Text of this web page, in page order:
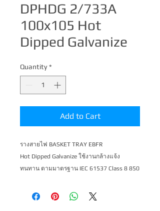
DPHDG 2/733A
100x105 Hot
Dipped Galvanize
Quantity *
Add to Cart
รางสายไฟ BASKET TRAY EBFR
Hot Dipped Galvanize ใช้งานกล้างแจ้ง
ทนทาน ตามมาตร​​ฐาน IEC 61537 Class 8 850